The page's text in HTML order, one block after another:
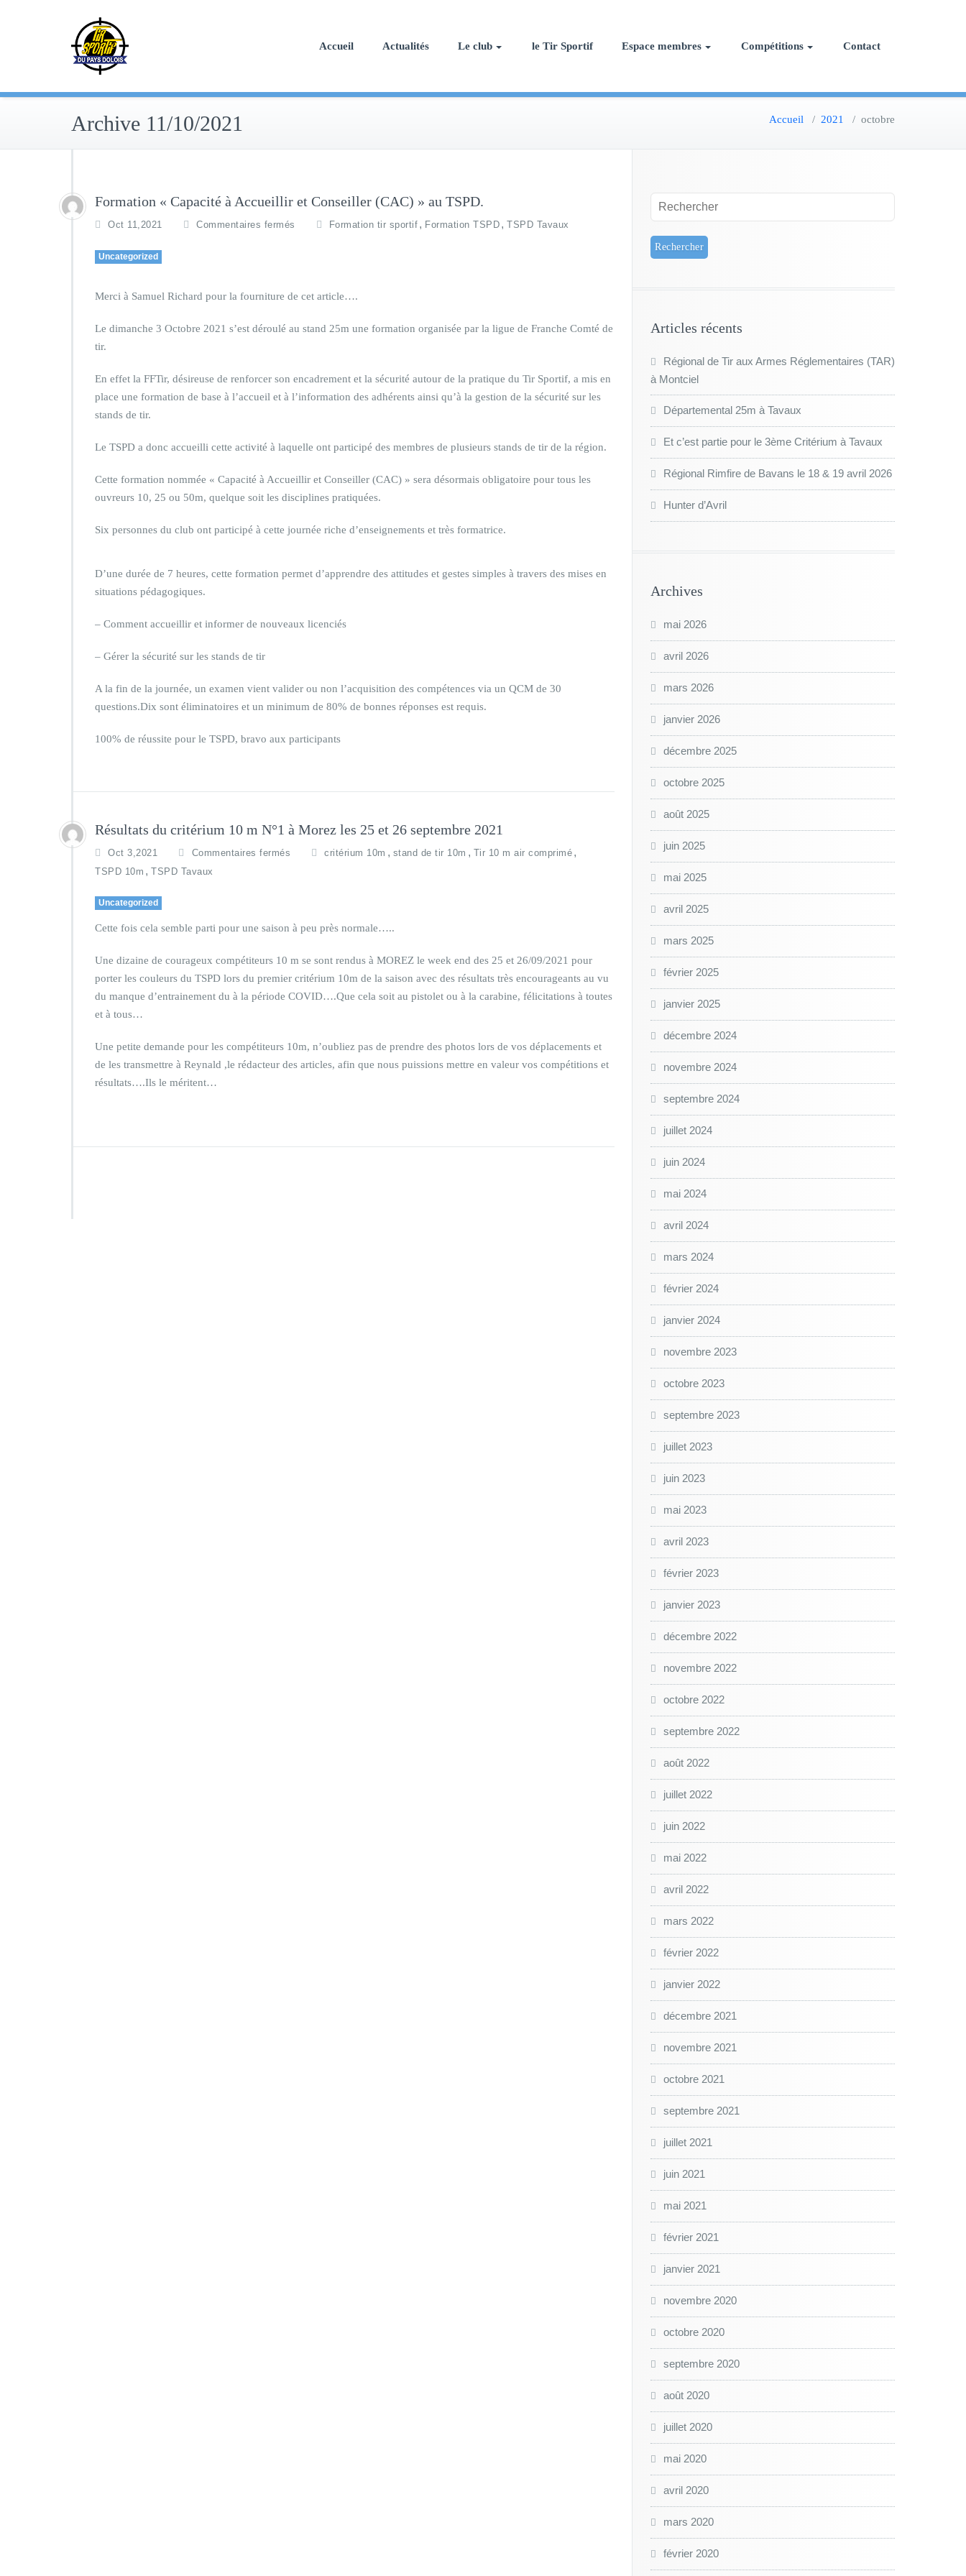
Accueil Actualités Le club le Tir Sportif Espace membres Compétitions Contact
Archive 11/10/2021 Accueil / 2021 / octobre
Formation « Capacité à Accueillir et Conseiller (CAC) » au TSPD.
Oct 11,2021 Commentaires fermés Formation tir sportif , Formation TSPD , TSPD Tavaux
Uncategorized
Merci à Samuel Richard pour la fourniture de cet article….
Le dimanche 3 Octobre 2021 s’est déroulé au stand 25m une formation organisée par la ligue de Franche Comté de
tir.
En effet la FFTir, désireuse de renforcer son encadrement et la sécurité autour de la pratique du Tir Sportif, a mis en
place une formation de base à l’accueil et à l’information des adhérents ainsi qu’à la gestion de la sécurité sur les
stands de tir.
Le TSPD a donc accueilli cette activité à laquelle ont participé des membres de plusieurs stands de tir de la région.
Cette formation nommée « Capacité à Accueillir et Conseiller (CAC) » sera désormais obligatoire pour tous les
ouvreurs 10, 25 ou 50m, quelque soit les disciplines pratiquées.
Six personnes du club ont participé à cette journée riche d’enseignements et très formatrice.
D’une durée de 7 heures, cette formation permet d’apprendre des attitudes et gestes simples à travers des mises en
situations pédagogiques.
– Comment accueillir et informer de nouveaux licenciés
– Gérer la sécurité sur les stands de tir
A la fin de la journée, un examen vient valider ou non l’acquisition des compétences via un QCM de 30
questions.Dix sont éliminatoires et un minimum de 80% de bonnes réponses est requis.
100% de réussite pour le TSPD, bravo aux participants
Résultats du critérium 10 m N°1 à Morez les 25 et 26 septembre 2021
Oct 3,2021 Commentaires fermés critérium 10m , stand de tir 10m , Tir 10 m air comprimé ,
TSPD 10m , TSPD Tavaux
Uncategorized
Cette fois cela semble parti pour une saison à peu près normale…..
Une dizaine de courageux compétiteurs 10 m se sont rendus à MOREZ le week end des 25 et 26/09/2021 pour
porter les couleurs du TSPD lors du premier critérium 10m de la saison avec des résultats très encourageants au vu
du manque d’entrainement du à la période COVID….Que cela soit au pistolet ou à la carabine, félicitations à toutes
et à tous…
Une petite demande pour les compétiteurs 10m, n’oubliez pas de prendre des photos lors de vos déplacements et
de les transmettre à Reynald ,le rédacteur des articles, afin que nous puissions mettre en valeur vos compétitions et
résultats….Ils le méritent…
Articles récents
Régional de Tir aux Armes Réglementaires (TAR)
à Montciel
Départemental 25m à Tavaux
Et c’est partie pour le 3ème Critérium à Tavaux
Régional Rimfire de Bavans le 18 & 19 avril 2026
Hunter d’Avril
Archives
mai 2026
avril 2026
mars 2026
janvier 2026
décembre 2025
octobre 2025
août 2025
juin 2025
mai 2025
avril 2025
mars 2025
février 2025
janvier 2025
décembre 2024
novembre 2024
septembre 2024
juillet 2024
juin 2024
mai 2024
avril 2024
mars 2024
février 2024
janvier 2024
novembre 2023
octobre 2023
septembre 2023
juillet 2023
juin 2023
mai 2023
avril 2023
février 2023
janvier 2023
décembre 2022
novembre 2022
octobre 2022
septembre 2022
août 2022
juillet 2022
juin 2022
mai 2022
avril 2022
mars 2022
février 2022
janvier 2022
décembre 2021
novembre 2021
octobre 2021
septembre 2021
juillet 2021
juin 2021
mai 2021
février 2021
janvier 2021
novembre 2020
octobre 2020
septembre 2020
août 2020
juillet 2020
mai 2020
avril 2020
mars 2020
février 2020